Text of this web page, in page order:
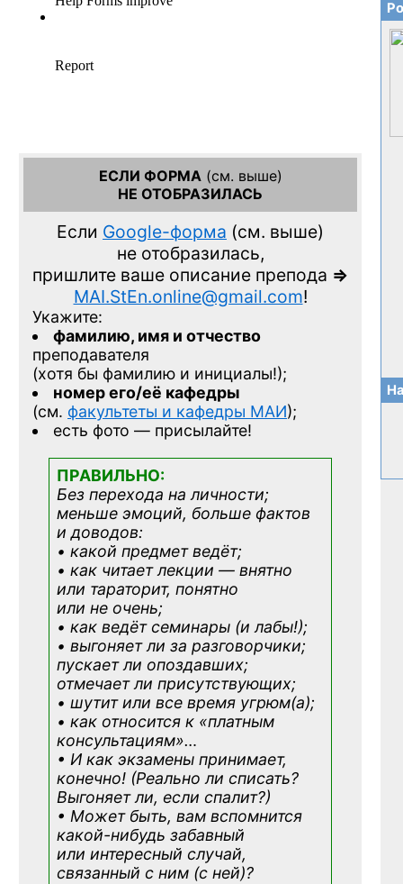
ЕСЛИ ФОРМА(см. выше)
НЕ ОТОБРАЗИЛАСЬ
Если Google-форма (см. выше)
не отобразилась,
пришлите ваше описание препода =>
MAI.StEn.online@gmail.com!
Укажите:
фамилию, имя и отчество
преподавателя
(хотя бы фамилию и инициалы!);
номер его/её кафедры
(см. факультеты и кафедры МАИ);
есть фото — присылайте!
ПРАВИЛЬНО:
Без перехода на личности;
меньше эмоций, больше фактов
и доводов:
• какой предмет ведёт;
• как читает лекции — внятно
или тараторит, понятно
или не очень;
• как ведёт семинары (и лабы!);
• выгоняет ли за разговорчики;
пускает ли опоздавших;
отмечает ли присутствующих;
• шутит или все время угрюм(а);
• как относится к «платным
консультациям»…
• И как экзамены принимает,
конечно! (Реально ли списать?
Выгоняет ли, если спалит?)
• Может быть, вам вспомнится
какой-нибудь забавный
или интересный случай,
связанный с ним (с ней)?